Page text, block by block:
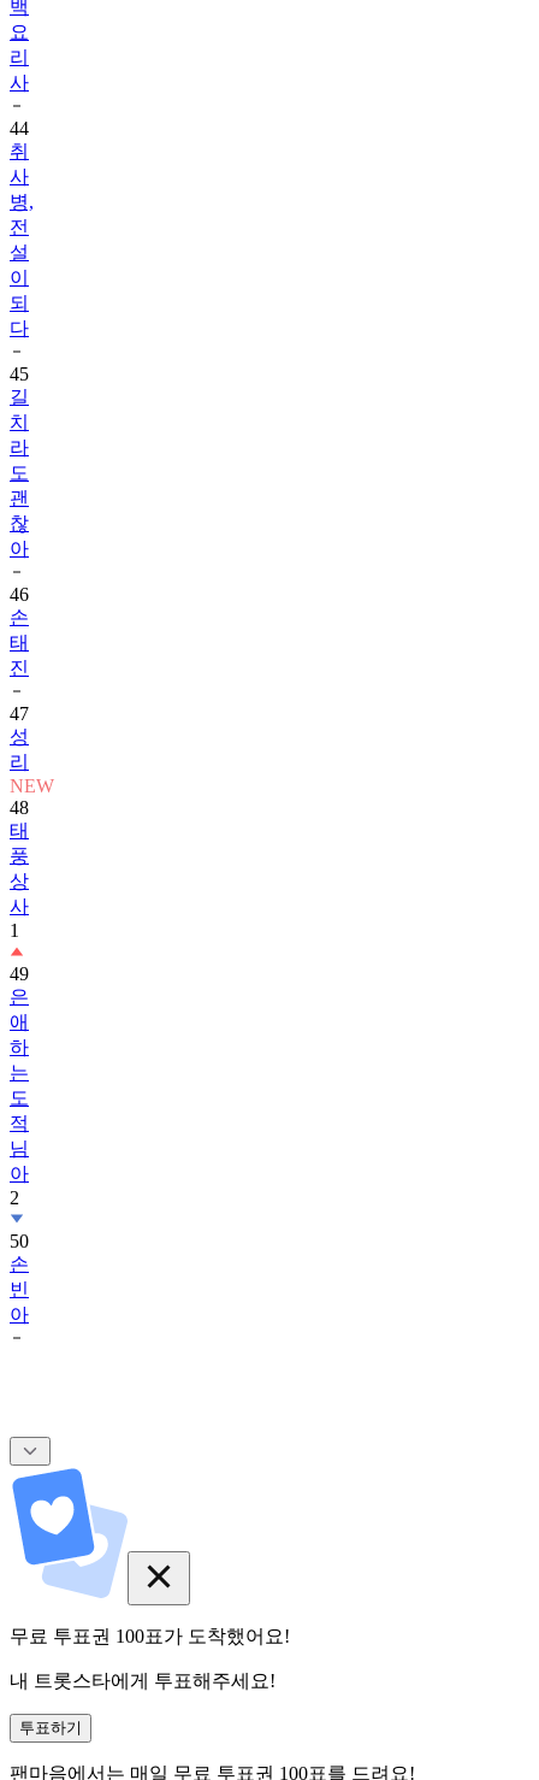
리
사
44
취
사
병,
전
설
이
되
다
45
길
치
라
도
괜
찮
아
46
손
태
진
47
성
리
NEW
48
태
풍
상
사
1
49
은
애
하
는
도
적
님
아
2
50
손
빈
아
무료 투표권 100표가 도착했어요!
내 트롯스타에게 투표해주세요!
투표하기
팬마음에서는 매일 무료 투표권 100표를 드려요!